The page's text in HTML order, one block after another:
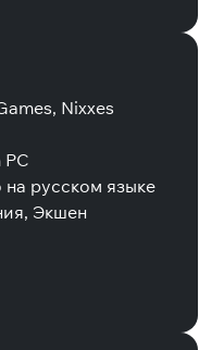
Nixxes
русском языке
Экшен